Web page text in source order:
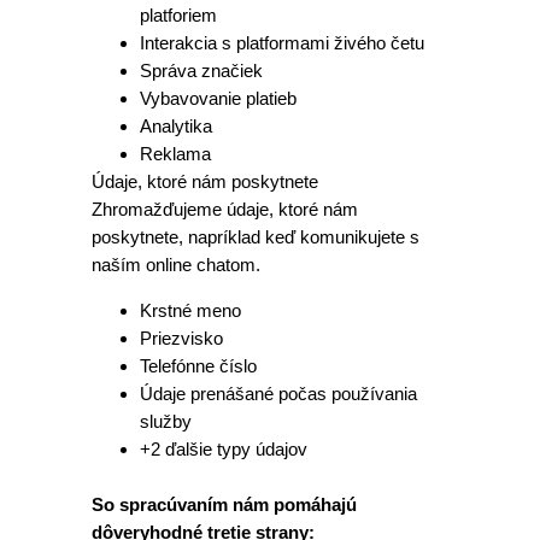
platforiem
Interakcia s platformami živého četu
Správa značiek
Vybavovanie platieb
Analytika
Reklama
Údaje, ktoré nám poskytnete
Zhromažďujeme údaje, ktoré nám
poskytnete, napríklad keď komunikujete s
naším online chatom.
Krstné meno
Priezvisko
Telefónne číslo
Údaje prenášané počas používania
služby
+2 ďalšie typy údajov
So spracúvaním nám pomáhajú
dôveryhodné tretie strany: